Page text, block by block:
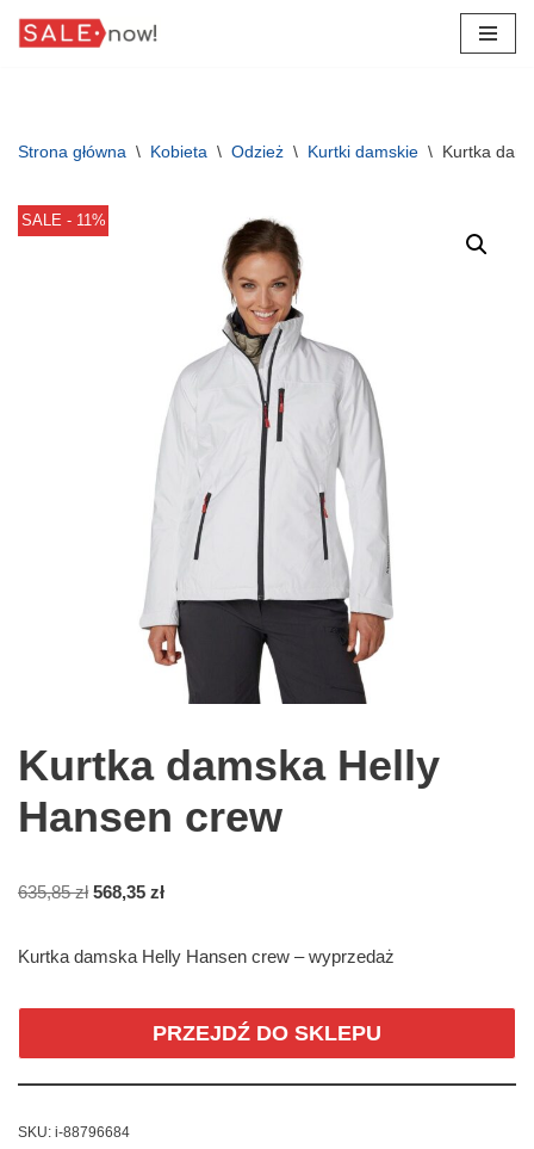
Strona główna \ Kobieta \ Odzież \ Kurtki damskie \ Kurtka
SALE - 11%
Kurtka damska Helly
Hansen crew
635,85zł 568,35 zł
Kurtka damska Helly Hansen crew – wyprzedaż
PRZEJDŹ DO SKLEPU
SKU: i-88796684